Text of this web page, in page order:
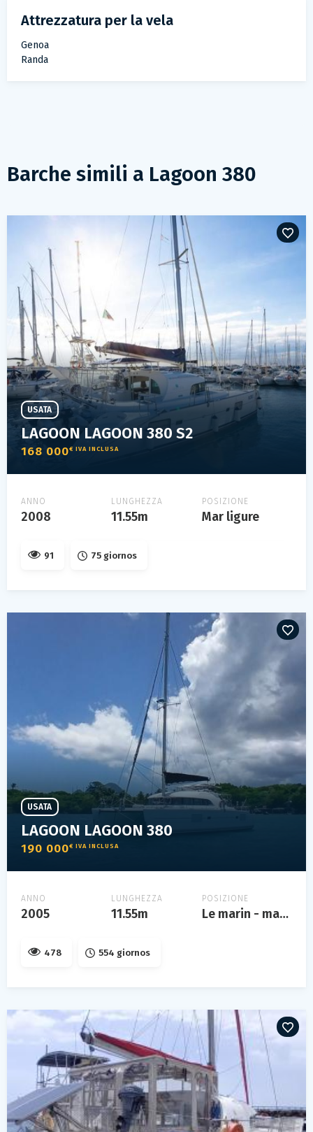
Attrezzatura per la vela
Genoa
Randa
Barche simili a Lagoon 380
LAGOON LAGOON 380 S2
168 000€ IVA INCLUSA
USATA
ANNO
2008
LUNGHEZZA
11.55m
POSIZIONE
Mar ligure
91 75 giornos
LAGOON LAGOON 380
190 000€ IVA INCLUSA
USATA
ANNO
2005
LUNGHEZZA
11.55m
POSIZIONE
Le marin - martinique
478 554 giornos